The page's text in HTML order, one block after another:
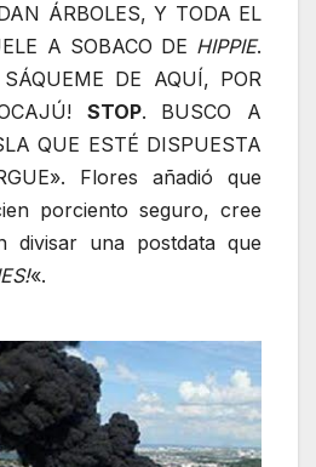
ÁRBOLES, Y TODA EL
A SOBACO DE HIPPIE.
DE AQUÍ, POR
STOP. BUSCO A
QUE ESTÉ DISPUESTA
Flores añadió que
porciento seguro, cree
divisar una postdata que
«.